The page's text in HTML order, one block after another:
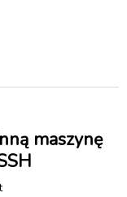
maszynę